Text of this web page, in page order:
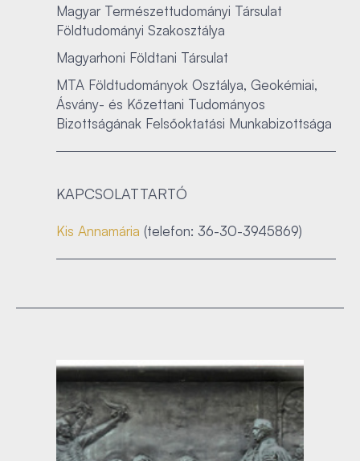
Magyar Természettudományi Társulat
Földtudományi Szakosztálya
Magyarhoni Földtani Társulat
MTA Földtudományok Osztálya, Geokémiai,
Ásvány- és Kőzettani Tudományos
Bizottságának Felsőoktatási Munkabizottsága
KAPCSOLATTARTÓ
Kis Annamária (telefon: 36-30-3945869)